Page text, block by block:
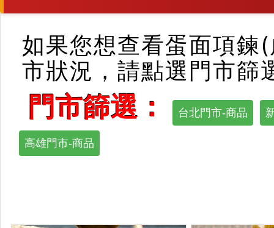
如果您想查看蛋面項鍊
市狀況，請點選門市篩
門市篩選： 台北門市-商品
高雄門市-商品